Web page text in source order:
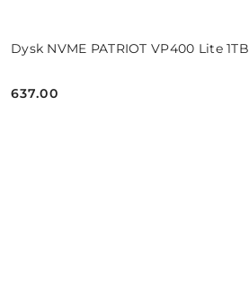
Dysk NVME PATRIOT VP400 Lite 1TB
Cena:
637.00